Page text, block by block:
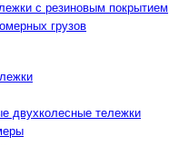
с резиновым покрытием
грузов
двухколесные тележки